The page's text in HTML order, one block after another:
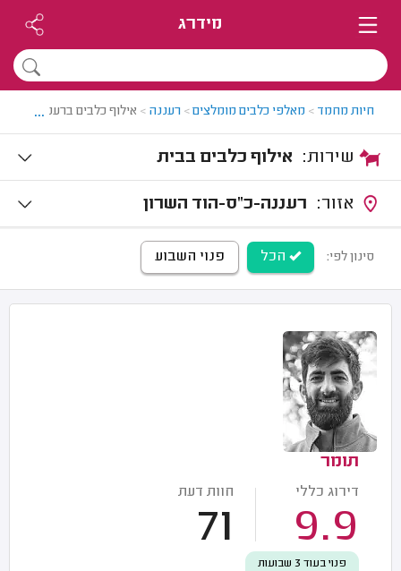
מידרג
חיות מחמד > מאלפי כלבים מומלצים> רעננה > אילוף כלבים ברעננה
...
אילוף כלבים בבית
רעננה-כ"ס-הוד השרון
סינון לפי: הכל פנוי השבוע
תומר
דירוג כללי
9.9
חוות דעת
71
פנוי בעוד 3 שבועות